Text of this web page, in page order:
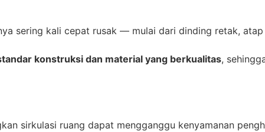
sering kali cepat rusak — mulai dari dinding retak,
konstruksi dan material yang berkualitas,
sirkulasi ruang dapat mengganggu kenyamanan